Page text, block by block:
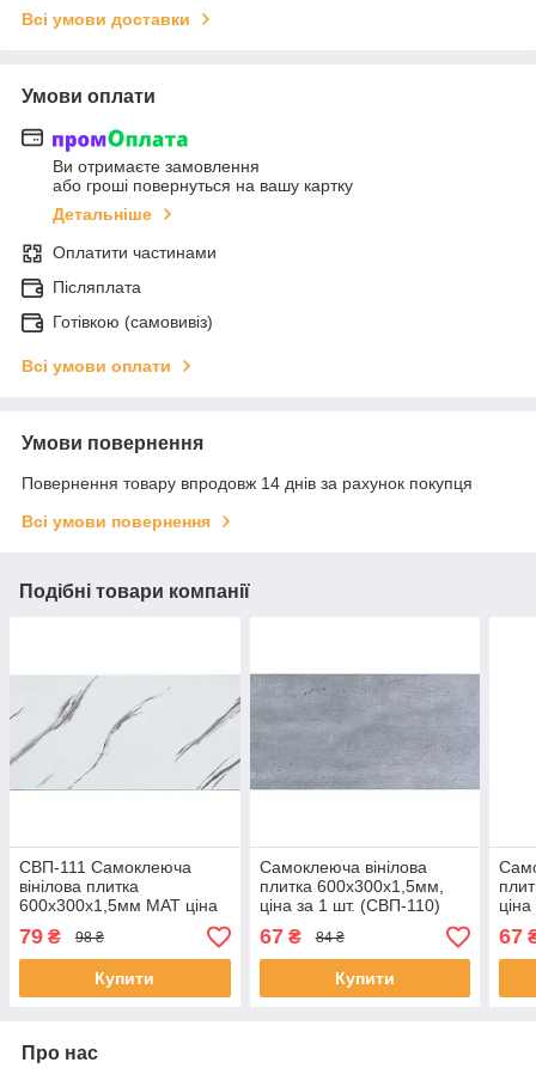
Всі умови доставки
Умови оплати
Ви отримаєте замовлення
або гроші повернуться на вашу картку
Детальніше
Оплатити частинами
Післяплата
Готівкою (самовивіз)
Всі умови оплати
Умови повернення
Повернення товару впродовж 14 днів за рахунок покупця
Всі умови повернення
Подібні товари компанії
СВП-111 Самоклеюча
вінілова плитка
600х300х1,5мм МАТ ціна
за 1 шт. SW-00003250
79 ₴ 98 ₴
Купити
Самоклеюча вінілова
плитка 600х300х1,5мм,
ціна за 1 шт. (СВП-110)
Глянець SW-00000499
67₴ 84 ₴
Купити
67
Про нас